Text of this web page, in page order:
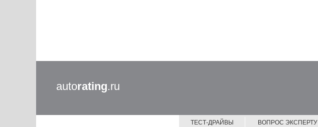
autorating.ru
ТЕСТ-ДРАЙВЫ ВОПРОС ЭКСПЕРТУ